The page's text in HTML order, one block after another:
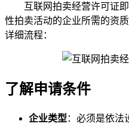
互联网拍卖经营许可证
性拍卖活动的企业所需的资
详细流程：
了解申请条件
企业类型 ：必须是依法